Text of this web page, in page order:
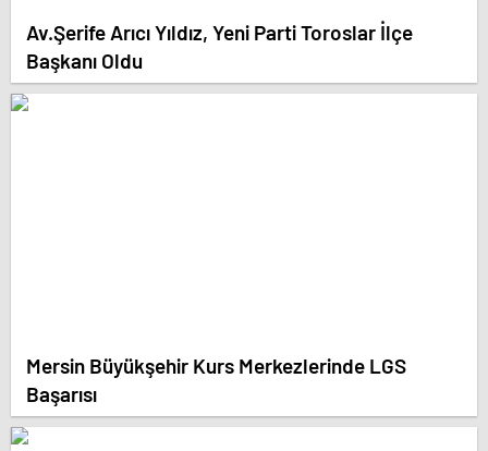
Av.Şerife Arıcı Yıldız, Yeni Parti Toroslar İlçe
Başkanı Oldu
Mersin Büyükşehir Kurs Merkezlerinde LGS
Başarısı